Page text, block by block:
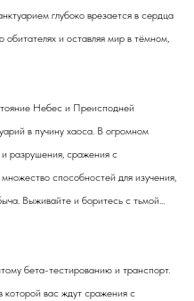
глубоко врезается в сердца
обитателях и оставляя мир в тёмном,
Небес и Преисподней
в пучину хаоса. В огромном
разрушения, сражения с
способностей для изучения,
Выживайте и боритесь с тьмой...
бета-тестированию и транспорт.
которой вас ждут сражения с